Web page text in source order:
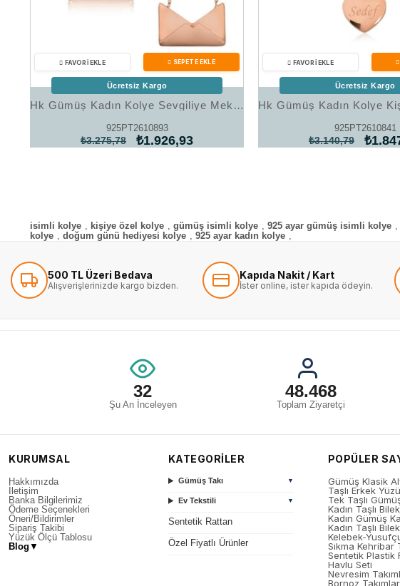
Hk Gümüş Kadın Kolye Sevgiliye Mektup |Gümüş Takı Hediyelik Ürünler
925PT2610893
₺1.926,93
₺3.275,78
Ücretsiz Kargo
925PT2610841
₺3.140,79
Ücretsiz Kargo
isimli kolye , kişiye özel kolye , gümüş isimli kolye , 925 ayar gümüş isimli kolye ,
kolye , doğum günü hediyesi kolye , 925 ayar kadın kolye ,
500 TL Üzeri Bedava
Alışverişlerinizde kargo bizden.
Kapıda Nakit / Kart
İster online, ister kapıda ödeyin.
32
Şu An İnceleyen
48.468
Toplam Ziyaretçi
KURUMSAL
Hakkımızda
İletişim
Banka Bilgilerimiz
Ödeme Seçenekleri
Öneri/Bildirimler
Sipariş Takibi
Yüzük Ölçü Tablosu
Blog ▼
KATEGORİLER
Gümüş Takı ▼
Ev Tekstili ▼
Sentetik Rattan
Özel Fiyatlı Ürünler
POPÜLER
Gümüş Klasik
Taşlı Erkek
Tek Taşlı
Kadın Taşlı
Kadın Gümüş
Kadın Taşlı
Kelebek-
Sıkma Kehribar
Sentetik Plastik
Havlu Seti
Nevresim
Bornoz